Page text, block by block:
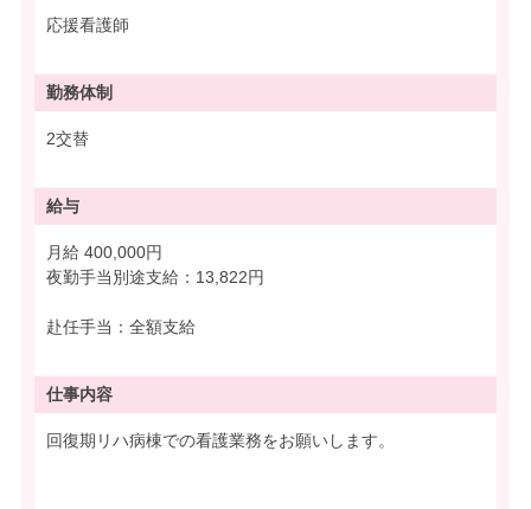
応援看護師
勤務体制
2交替
給与
月給 400,000円
夜勤手当別途支給：13,822円
赴任手当：全額支給
仕事内容
回復期リハ病棟での看護業務をお願いします。